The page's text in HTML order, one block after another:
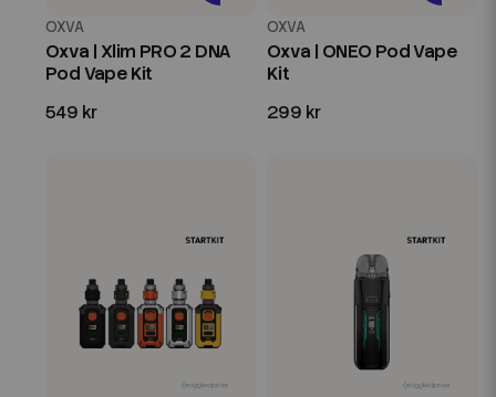
OXVA
Oxva | Xlim PRO 2 DNA
Pod Vape Kit
549 kr
OXVA
Oxva | ONEO Pod Vape
Kit
299 kr